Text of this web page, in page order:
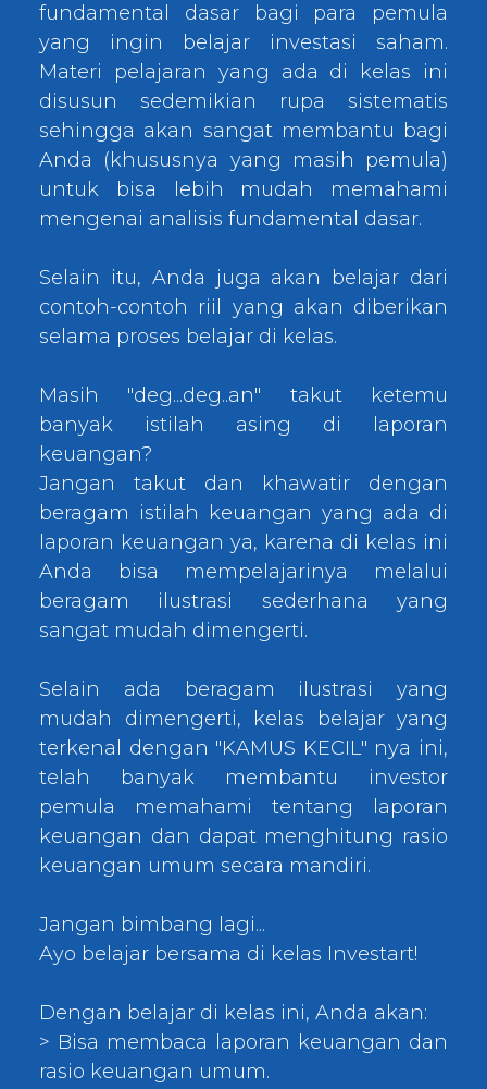
fundamental dasar bagi para pemula
yang ingin belajar investasi saham.
Materi pelajaran yang ada di kelas ini
disusun sedemikian rupa sistematis
sehingga akan sangat membantu bagi
Anda (khususnya yang masih pemula)
untuk bisa lebih mudah memahami
mengenai analisis fundamental dasar.
Selain itu, Anda juga akan belajar dari
contoh-contoh riil yang akan diberikan
selama proses belajar di kelas.
Masih "deg...deg..an" takut ketemu
banyak istilah asing di laporan
keuangan?
Jangan takut dan khawatir dengan
beragam istilah keuangan yang ada di
laporan keuangan ya, karena di kelas ini
Anda bisa mempelajarinya melalui
beragam ilustrasi sederhana yang
sangat mudah dimengerti.
Selain ada beragam ilustrasi yang
mudah dimengerti, kelas belajar yang
terkenal dengan "KAMUS KECIL" nya ini,
telah banyak membantu investor
pemula memahami tentang laporan
keuangan dan dapat menghitung rasio
keuangan umum secara mandiri.
Jangan bimbang lagi...
Ayo belajar bersama di kelas Investart!
Dengan belajar di kelas ini, Anda akan:
> Bisa membaca laporan keuangan dan
rasio keuangan umum.